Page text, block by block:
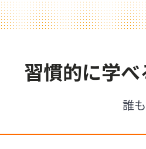
習慣的に学
誰